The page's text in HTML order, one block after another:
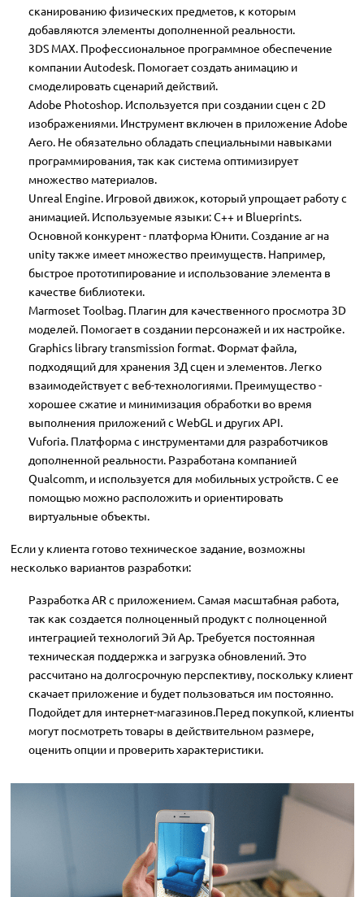
сканированию физических предметов, к которым
добавляются элементы дополненной реальности.
3DS MAX. Профессиональное программное обеспечение
компании Autodesk. Помогает создать анимацию и
смоделировать сценарий действий.
Adobe Photoshop. Используется при создании сцен с 2D
изображениями. Инструмент включен в приложение Adobe
Aero. Не обязательно обладать специальными навыками
программирования, так как система оптимизирует
множество материалов.
Unreal Engine. Игровой движок, который упрощает работу с
анимацией. Используемые языки: C++ и Blueprints.
Основной конкурент - платформа Юнити. Создание ar на
unity также имеет множество преимуществ. Например,
быстрое прототипирование и использование элемента в
качестве библиотеки.
Marmoset Toolbag. Плагин для качественного просмотра 3D
моделей. Помогает в создании персонажей и их настройке.
Graphics library transmission format. Формат файла,
подходящий для хранения 3Д сцен и элементов. Легко
взаимодействует с веб-технологиями. Преимущество -
хорошее сжатие и минимизация обработки во время
выполнения приложений с WebGL и других API.
Vuforia. Платформа с инструментами для разработчиков
дополненной реальности. Разработана компанией
Qualcomm, и используется для мобильных устройств. С ее
помощью можно расположить и ориентировать
виртуальные объекты.
Если у клиента готово техническое задание, возможны
несколько вариантов разработки:
Разработка AR с приложением. Самая масштабная работа,
так как создается полноценный продукт с полноценной
интеграцией технологий Эй Ар. Требуется постоянная
техническая поддержка и загрузка обновлений. Это
рассчитано на долгосрочную перспективу, поскольку клиент
скачает приложение и будет пользоваться им постоянно.
Подойдет для интернет-магазинов.Перед покупкой, клиенты
могут посмотреть товары в действительном размере,
оценить опции и проверить характеристики.